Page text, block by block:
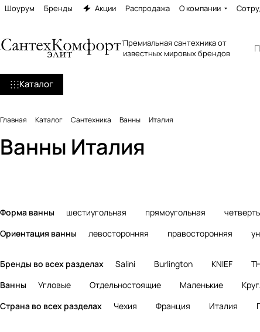
Шоурум Бренды Акции Распродажа О компании
Премиальная сантехника от
известных мировых брендов
Каталог
Главная Каталог Сантехника Ванны Италия
Ванны Италия
Акриловые ванны
Форма ванны шестиугольная прямоугольная
Ориентация ванны
левосторонняя правосторонняя
Бренды во всех разделах Salini Burlington KNIEF
Ванны
Угловые Отдельностоящие Маленькие
Страна во всех разделах
Чехия Франция Италия